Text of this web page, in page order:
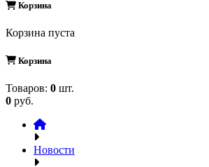
Корзина
Корзина пуста
Корзина
Товаров: 0 шт.
0 руб.
Новости